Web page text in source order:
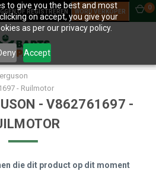
to give you the best and most
on accept, you give your
as per our privacy policy.
Accept
OF REGISTREREN WORD VERKOPER
0
- Ruilmotor
- V862761697 -
die dit product op dit moment